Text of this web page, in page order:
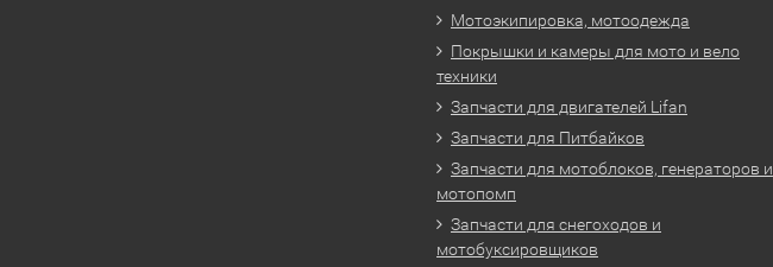
Мотоэкипировка, мотоодежда
Покрышки и камеры для мото и вело
техники
Запчасти для двигателей Lifan
Запчасти для Питбайков
Запчасти для мотоблоков, генераторов и
мотопомп
Запчасти для снегоходов и
мотобуксировщиков